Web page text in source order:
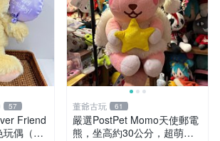
57
Friend
偶（鼻
董爺古玩 61
嚴選PostPet Momo天使郵電
熊，坐高約30公分，超萌可